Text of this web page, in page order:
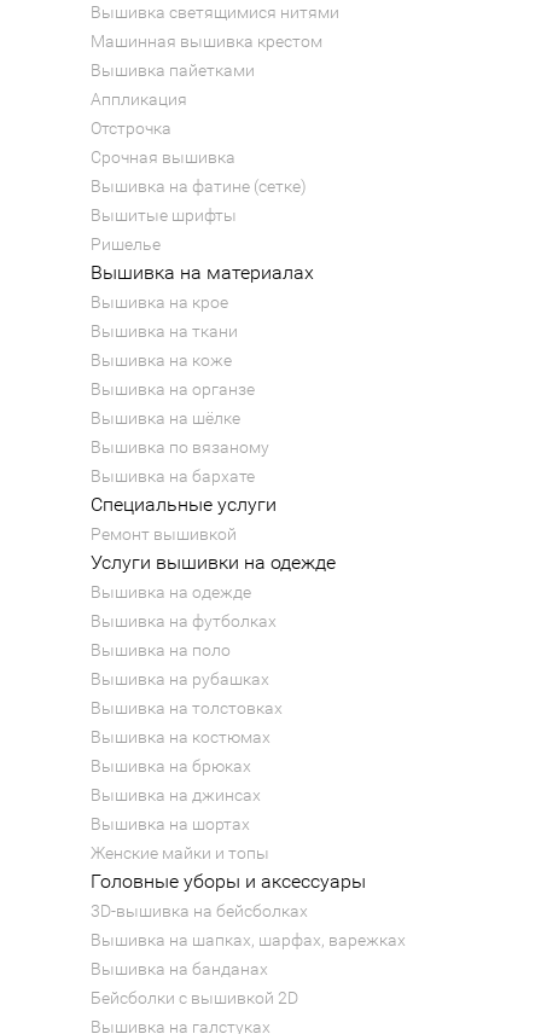
Вышивка светящимися нитями
Машинная вышивка крестом
Вышивка пайетками
Аппликация
Отстрочка
Срочная вышивка
Вышивка на фатине (сетке)
Вышитые шрифты
Ришелье
Вышивка на материалах
Вышивка на крое
Вышивка на ткани
Вышивка на коже
Вышивка на органзе
Вышивка на шёлке
Вышивка по вязаному
Вышивка на бархате
Специальные услуги
Ремонт вышивкой
Услуги вышивки на одежде
Вышивка на одежде
Вышивка на футболках
Вышивка на поло
Вышивка на рубашках
Вышивка на толстовках
Вышивка на костюмах
Вышивка на брюках
Вышивка на джинсах
Вышивка на шортах
Женские майки и топы
Головные уборы и аксессуары
3D-вышивка на бейсболках
Вышивка на шапках, шарфах, варежках
Вышивка на банданах
Бейсболки с вышивкой 2D
Вышивка на галстуках